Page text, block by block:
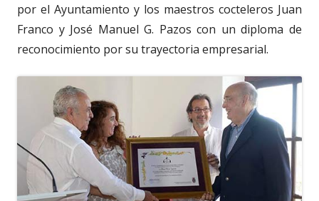
por el Ayuntamiento y los maestros cocteleros Juan
Franco y José Manuel G. Pazos con un diploma de
reconocimiento por su trayectoria empresarial.